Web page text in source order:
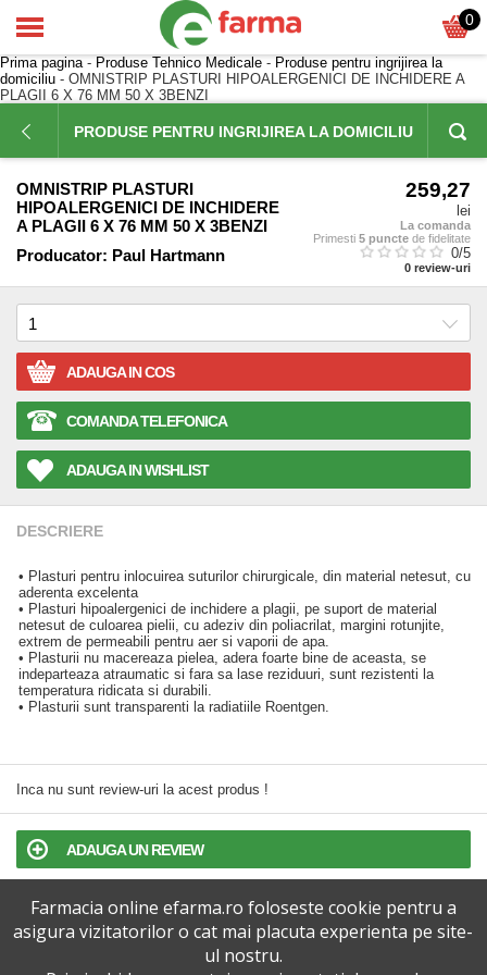
0
Prima pagina- Produse Tehnico Medicale - Produse pentru ingrijirea la
domiciliu - OMNISTRIP PLASTURI HIPOALERGENICI DE INCHIDERE A
PLAGII 6 X 76 MM 50 X 3BENZI
PRODUSE PENTRU INGRIJIREA LA DOMICILIU
OMNISTRIP PLASTURI
HIPOALERGENICI DE INCHIDERE
A PLAGII 6 X 76 MM 50 X 3BENZI
Producator: Paul Hartmann
259,27
lei
La comanda
Primesti 5 puncte de fidelitate
0/5
0 review-uri
ADAUGA IN COS
COMANDA TELEFONICA
ADAUGA IN WISHLIST
DESCRIERE
• Plasturi pentru inlocuirea suturilor chirurgicale, din material netesut, cu
aderenta excelenta
• Plasturi hipoalergenici de inchidere a plagii, pe suport de material
netesut de culoarea pielii, cu adeziv din poliacrilat, margini rotunjite,
extrem de permeabili pentru aer si vaporii de apa.
• Plasturii nu macereaza pielea, adera foarte bine de aceasta, se
indeparteaza atraumatic si fara sa lase reziduuri, sunt rezistenti la
temperatura ridicata si durabili.
• Plasturii sunt transparenti la radiatiile Roentgen.
Inca nu sunt review-uri la acest produs !
ADAUGA UN REVIEW
TERMENI SI CONDITII
POLITICA DE CONFIDENTIALITATE
Farmacia online efarma.ro foloseste cookie pentru a
asigura vizitatorilor o cat mai placuta experienta pe site-
ul nostru.